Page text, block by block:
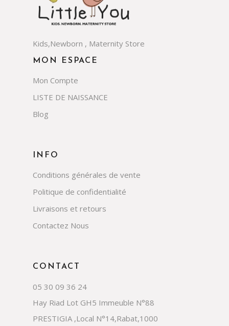
CONTACT
05 30 09 36 24
Hay Riad Lot GH5 Immeuble N°88
PRESTIGIA ,Local N°14,Rabat,1000
INFO
Conditions générales de vente
Politique de confidentialité
Livraisons et retours
Contactez Nous
MON ESPACE
Mon Compte
LISTE DE NAISSANCE
Blog
Kids,Newborn , Maternity Store